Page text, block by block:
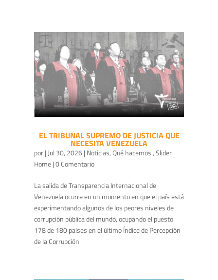
EL TRIBUNAL SUPREMO DE JUSTICIA QUE
NECESITA VENEZUELA
por| Jul 30, 2026| Noticias,Qué hacemos ,Slider
Home| 0 Comentario
La salida de Transparencia Internacional de
Venezuela ocurre en un momento en que el país está
experimentando algunos de los peores niveles de
corrupción pública del mundo, ocupando el puesto
178 de 180 países en el último Índice de Percepción
de la Corrupción